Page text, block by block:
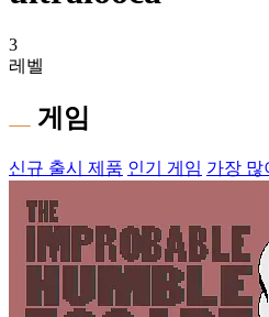
3
레벨
게임
신규 출시 제품 인기 게임 가장 많